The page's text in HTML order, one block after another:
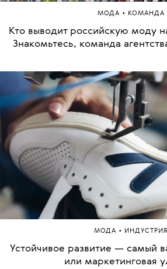
МОДА • КОМАНДА
Кто выводит российскую моду
Знакомьтесь, команда
МОДА • ИНДУСТРИЯ
Устойчивое развитие — самый
или маркетинговая